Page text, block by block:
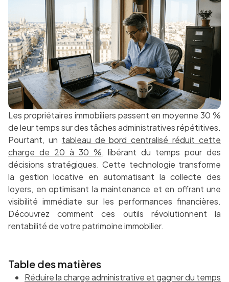
Les propriétaires immobiliers passent en moyenne 30 %
de leur temps sur des tâches administratives répétitives.
Pourtant, un tableau de bord centralisé réduit cette
charge de 20 à 30 %, libérant du temps pour des
décisions stratégiques. Cette technologie transforme
la gestion locative en automatisant la collecte des
loyers, en optimisant la maintenance et en offrant une
visibilité immédiate sur les performances financières.
Découvrez comment ces outils révolutionnent la
rentabilité de votre patrimoine immobilier.
Table des matières
Réduire la charge administrative et gagner du temps